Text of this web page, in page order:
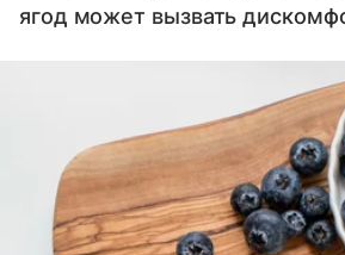
ягод может вызвать